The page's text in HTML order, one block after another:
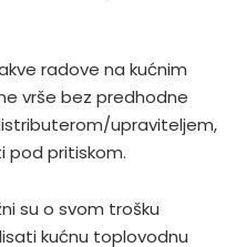
radove na kućnim
vrše bez predhodne
upraviteljem,
pod pritiskom.
su o svom trošku
kućnu toplovodnu